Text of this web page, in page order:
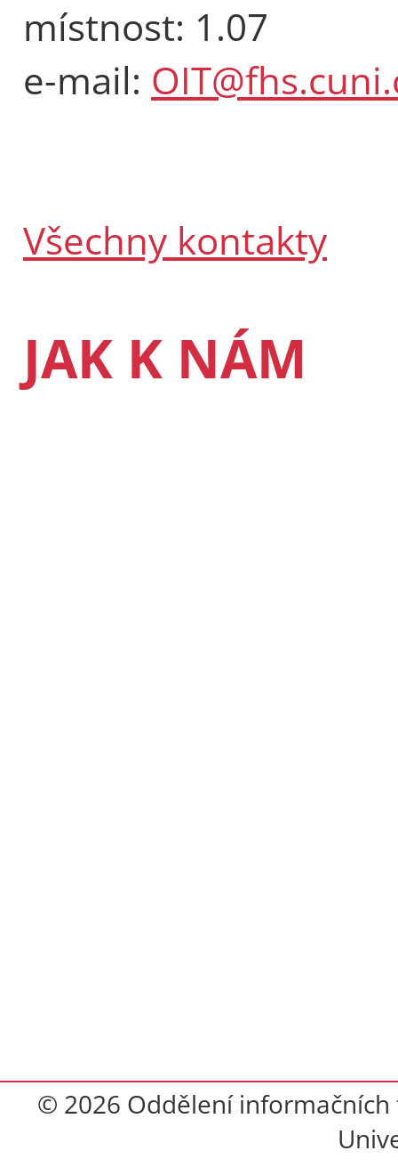
místnost: 1.07
e-mail:
Všechny kontakty
JAK K NÁM
© 2026 Oddělení